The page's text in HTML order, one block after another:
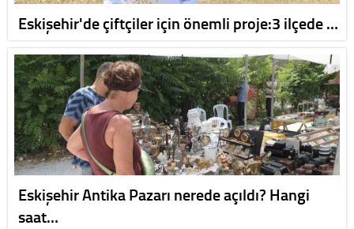
Eskişehir'de çiftçiler için önemli proje:3 ilçede …
Eskişehir Antika Pazarı nerede açıldı? Hangi
saat…